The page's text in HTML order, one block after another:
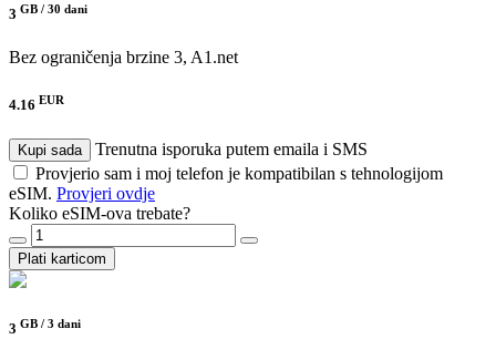
3 GB / 30 dani
Bez ograničenja brzine 3, A1.net
4.16 EUR
Kupi sada
Trenutna isporuka putem emaila i SMS
Provjerio sam i moj telefon je kompatibilan s tehnologijom
eSIM. Provjeri ovdje
Koliko eSIM-ova trebate?
Plati karticom
3 GB / 3 dani